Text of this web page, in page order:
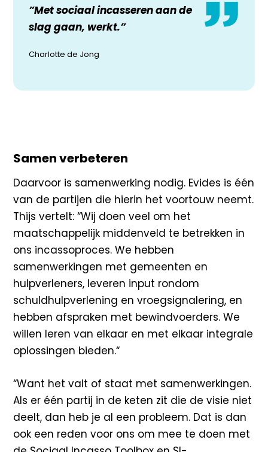
”Met sociaal incasseren aan de
slag gaan, werkt.”
Charlotte de Jong
Samen verbeteren
Daarvoor is samenwerking nodig. Evides is één
van de partijen die hierin het voortouw neemt.
Thijs vertelt: “Wij doen veel om het
maatschappelijk middenveld te betrekken in
ons incassoproces. We hebben
samenwerkingen met gemeenten en
hulpverleners, leveren input rondom
schuldhulpverlening en vroegsignalering, en
hebben afspraken met bewindvoerders. We
willen leren van elkaar en met elkaar integrale
oplossingen bieden.“
“Want het valt of staat met samenwerkingen.
Als er één partij in de keten zit die de visie niet
deelt, dan heb je al een probleem. Dat is dan
ook een reden voor ons om mee te doen met